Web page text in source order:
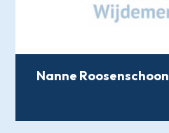
Nanne Roosenschoon